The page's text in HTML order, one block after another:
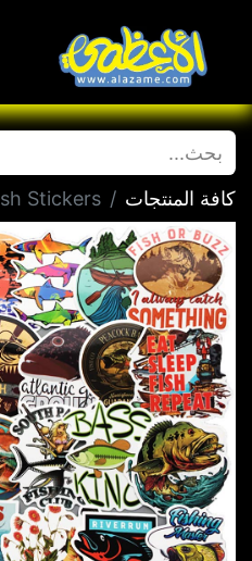
كافة المنتجات Stickers